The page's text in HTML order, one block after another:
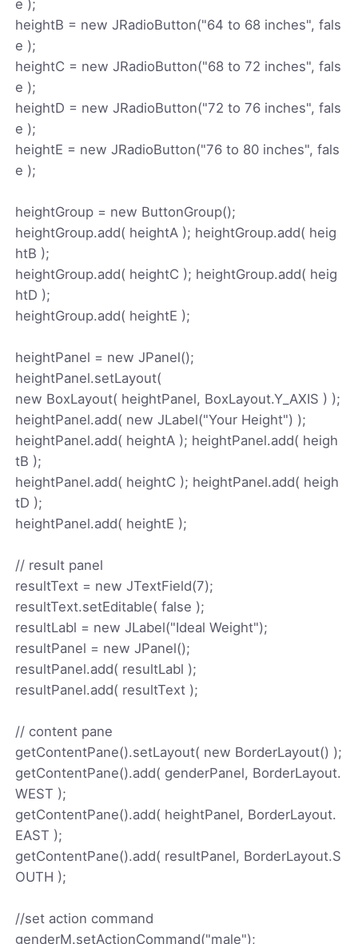
e );
heightB = new JRadioButton("64 to 68 inches", fals
e );
heightC = new JRadioButton("68 to 72 inches", fals
e );
heightD = new JRadioButton("72 to 76 inches", fals
e );
heightE = new JRadioButton("76 to 80 inches", fals
e );
heightGroup = new ButtonGroup();
heightGroup.add( heightA ); heightGroup.add( heig
htB );
heightGroup.add( heightC ); heightGroup.add( heig
htD );
heightGroup.add( heightE );
heightPanel = new JPanel();
heightPanel.setLayout(
new BoxLayout( heightPanel, BoxLayout.Y_AXIS ) );
heightPanel.add( new JLabel("Your Height") );
heightPanel.add( heightA ); heightPanel.add( heigh
tB );
heightPanel.add( heightC ); heightPanel.add( heigh
tD );
heightPanel.add( heightE );
// result panel
resultText = new JTextField(7);
resultText.setEditable( false );
resultLabl = new JLabel("Ideal Weight");
resultPanel = new JPanel();
resultPanel.add( resultLabl );
resultPanel.add( resultText );
// content pane
getContentPane().setLayout( new BorderLayout() );
getContentPane().add( genderPanel, BorderLayout.
WEST );
getContentPane().add( heightPanel, BorderLayout.
EAST );
getContentPane().add( resultPanel, BorderLayout.S
OUTH );
//set action command
genderM.setActionCommand("male");